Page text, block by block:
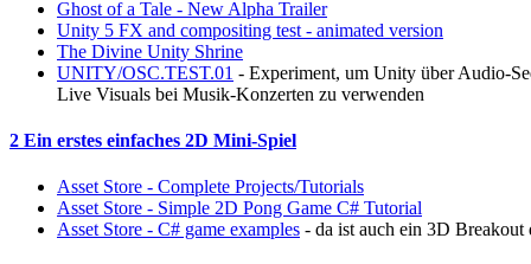
Ghost of a Tale - New Alpha Trailer
Unity 5 FX and compositing test - animated version
The Divine Unity Shrine
UNITY/OSC.TEST.01 - Experiment, um Unity über Audio-
Live Visuals bei Musik-Konzerten zu verwenden
2 Ein erstes einfaches 2D Mini-Spiel
Asset Store - Complete Projects/Tutorials
Asset Store - Simple 2D Pong Game C# Tutorial
Asset Store - C# game examples - da ist auch ein 3D Breakout